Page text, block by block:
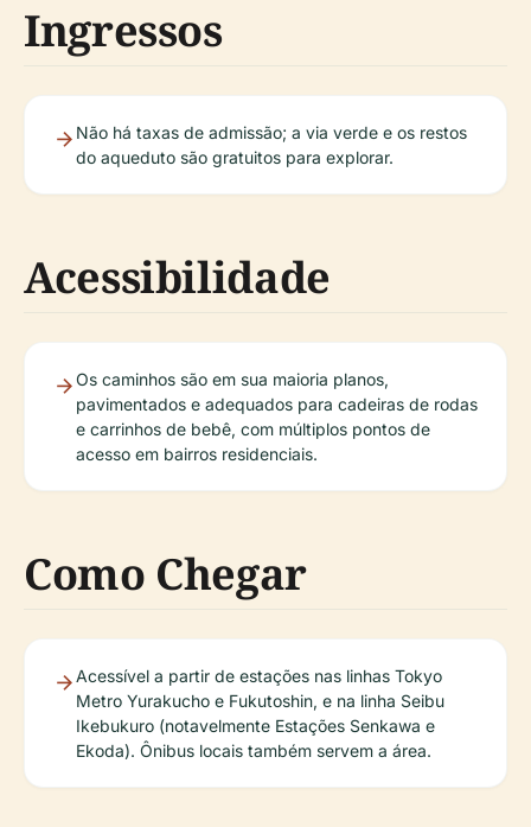
Ingressos
Não há taxas de admissão; a via verde e os restos
do aqueduto são gratuitos para explorar.
Acessibilidade
Os caminhos são em sua maioria planos,
pavimentados e adequados para cadeiras de rodas
e carrinhos de bebê, com múltiplos pontos de
acesso em bairros residenciais.
Como Chegar
Acessível a partir de estações nas linhas Tokyo
Metro Yurakucho e Fukutoshin, e na linha Seibu
Ikebukuro (notavelmente Estações Senkawa e
Ekoda). Ônibus locais também servem a área.